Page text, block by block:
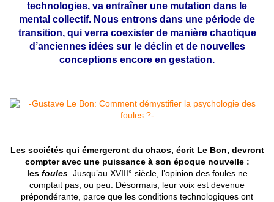
technologies, va entraîner une mutation dans le
mental collectif. Nous entrons dans une période de
transition, qui verra coexister de manière chaotique
d’anciennes idées sur le déclin et de nouvelles
conceptions encore en gestation.
Les sociétés qui émergeront du chaos, écrit Le Bon, devront
compter avec une puissance à son époque nouvelle :
les foules. Jusqu’au XVIII° siècle, l’opinion des foules ne
comptait pas, ou peu. Désormais, leur voix est devenue
prépondérante, parce que les conditions technologiques ont